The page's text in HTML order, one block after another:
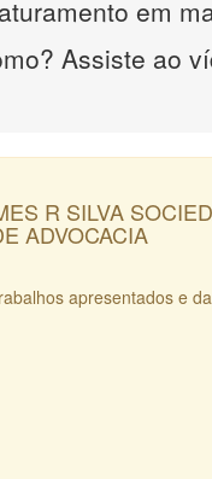
em
Assiste ao
R SILVA
ADVOCACIA
apresentados e